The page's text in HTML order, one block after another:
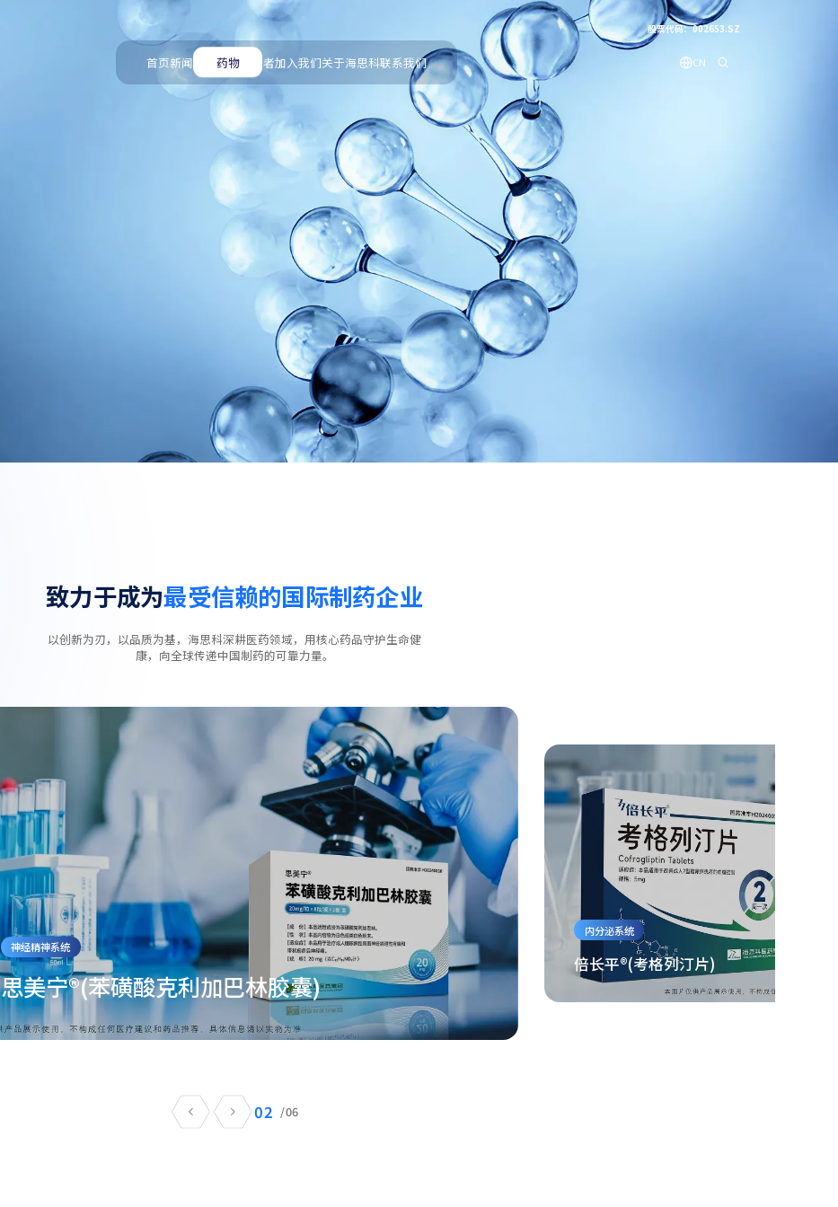
股票代码：002653.SZ
首页新闻 药物投资者加入我们关于海思科联系我们 CN
致力于成为最受信赖的国际制药企业
以创新为刃，以品质为基，海思科深耕医药领域，用核心药品守护生命健
康，向全球传递中国制药的可靠力量。
神经精神系统
思美宁®(苯磺酸克利加巴林胶囊)
内分泌系统
倍长平®(考格列汀片)
02 /06